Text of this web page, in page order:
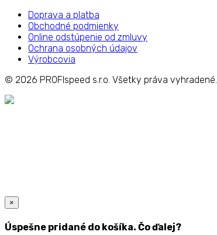
Doprava a platba
Obchodné podmienky
Online odstúpenie od zmluvy
Ochrana osobných údajov
Výrobcovia
© 2026 PROFIspeed s.r.o. Všetky práva vyhradené.
×
Úspešne pridané do košíka. Čo ďalej?